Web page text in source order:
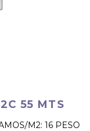
55 MTS
M2: 16 PESO